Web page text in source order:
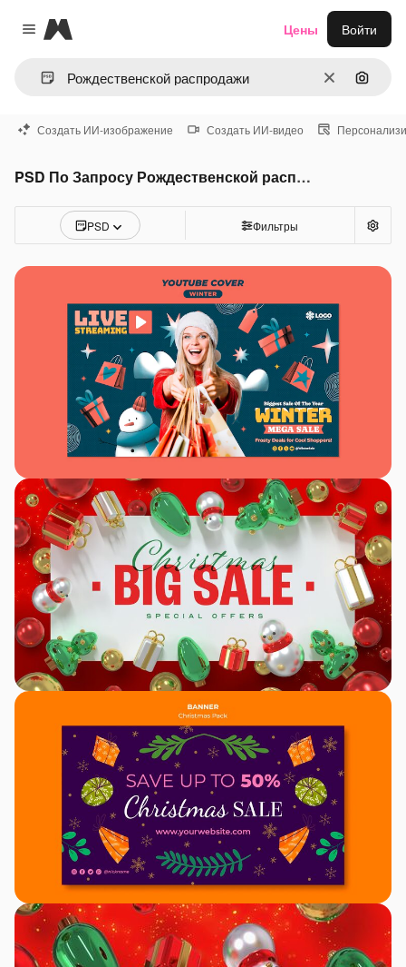
Close menu
Magnific
ОчиститьПоиск
Цены Войти
Создать ИИ-изображение Создать ИИ-видео
PSD По Запросу Рождественской распродажи
PSD Фильтры